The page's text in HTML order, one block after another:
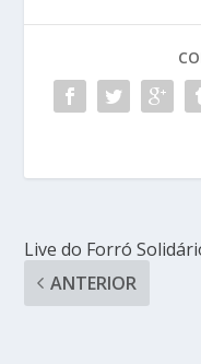
Live do Forró
ANTERIOR